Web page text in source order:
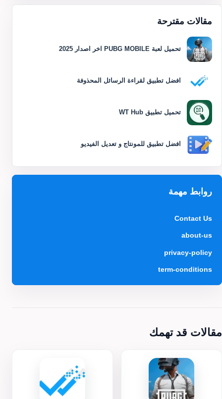
مقالات مقترحة
تحميل لعبة PUBG MOBILE اخر اصدار 2025
افضل تطبيق لقراءة الرسائل المحذوفة
تحميل تطبيق WT Hub
افضل تطبيق للمونتاج و تعديل الفيديو
روابط مهمة
Contact Us
about-us
privacy-policy
term-conditions
مقالات قد تهمك